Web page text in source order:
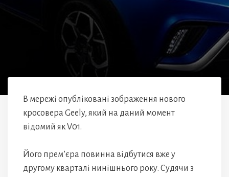
В мережі опубліковані зображення нового
кросовера Geely, який на даний момент
відомий як V01.
Його прем’єра повинна відбутися вже у
другому кварталі нинішнього року. Судячи з